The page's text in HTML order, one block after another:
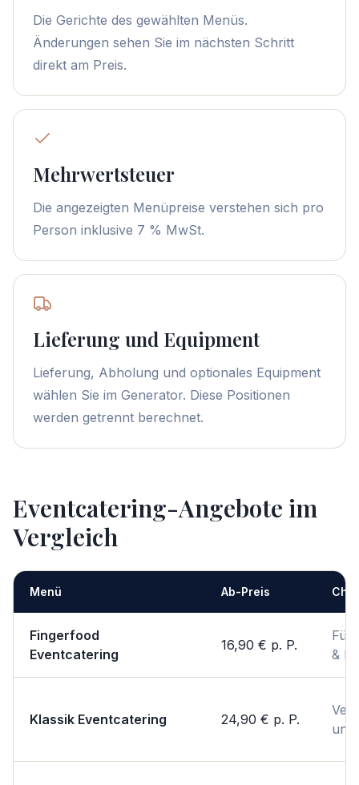
Die Gerichte des gewählten Menüs.
Änderungen sehen Sie im nächsten Schritt
direkt am Preis.
Mehrwertsteuer
Die angezeigten Menüpreise verstehen sich pro
Person inklusive 7 % MwSt.
Lieferung und Equipment
Lieferung, Abholung und optionales Equipment
wählen Sie im Generator. Diese Positionen
werden getrennt berechnet.
Eventcatering-Angebote im
Vergleich
Menü Ab-Preis
Fingerfood
Eventcatering
16,90 € p. P.
Für
&
Klassik Eventcatering 24,90 € p. P.